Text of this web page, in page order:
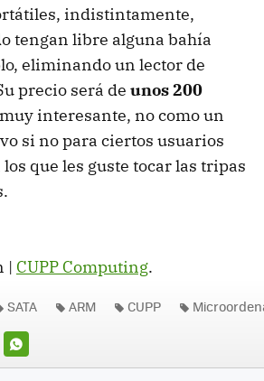
indistintamente,
tengan libre alguna bahía
eliminando un lector de
precio será de unos 200
interesante, no como un
si no para ciertos usuarios
que les guste tocar las tripas
| CUPP Computing.
WHATSAPP
SATA ARM CUPP